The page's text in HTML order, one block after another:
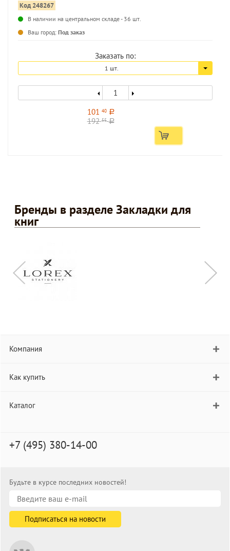
Код 248267
В наличии на центральном складе - 36 шт.
Ваш город: Под заказ
Заказать по:
1 шт.
101 40 a
19255 a
Бренды в разделе Закладки для
книг
Компания
Как купить
Каталог
+7 (495) 380-14-00
Будьте в курсе последних новостей!